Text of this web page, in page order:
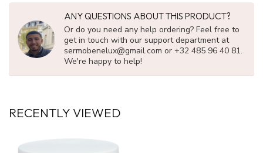
ANY QUESTIONS ABOUT THIS PRODUCT?
Or do you need any help ordering? Feel free to
get in touch with our support department at
sermobenelux@gmail.com or +32 485 96 40 81.
We're happy to help!
RECENTLY VIEWED